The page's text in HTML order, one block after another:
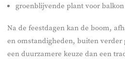
groenblijvende plant voor
Na de feestdagen kan de boom,
en omstandigheden, buiten
een duurzamere keuze dan een